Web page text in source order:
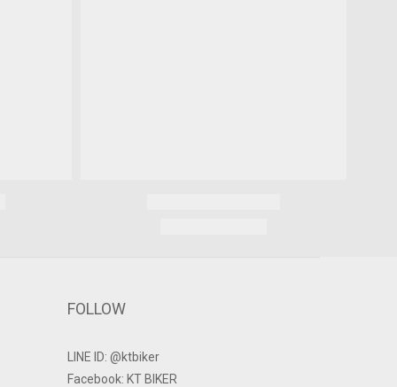
FOLLOW
LINE ID: @ktbiker
Facebook: KT BIKER